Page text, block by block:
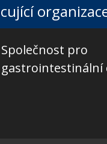
Společnost pro
gastrointestinální